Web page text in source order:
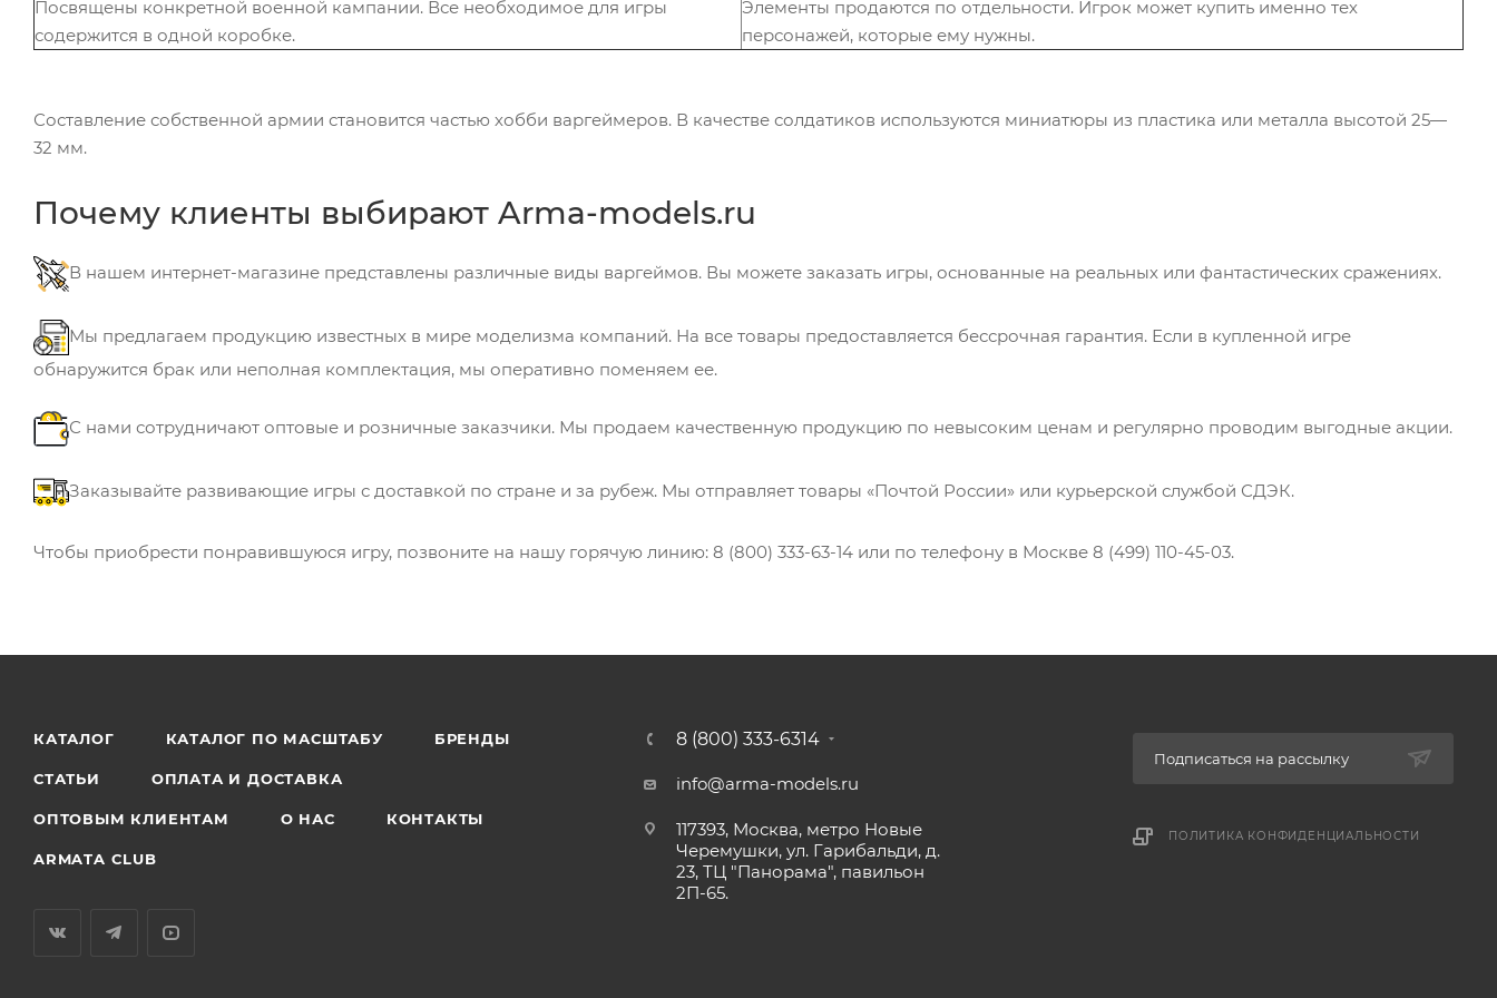
Посвящены конкретной военной кампании. Все необходимое для игры
содержится в одной коробке.
Элементы продаются по отдельности. Игрок может купить именно тех
персонажей, которые ему нужны.
Составление собственной армии становится частью хобби варгеймеров. В качестве солдатиков используются миниатюры из пластика или металла высотой 25—
32 мм.
Почему клиенты выбирают Arma-models.ru
В нашем интернет-магазине представлены различные виды варгеймов. Вы можете заказать игры, основанные на реальных или фантастических сражениях.
Мы предлагаем продукцию известных в мире моделизма компаний. На все товары предоставляется бессрочная гарантия. Если в купленной игре
обнаружится брак или неполная комплектация, мы оперативно поменяем ее.
С нами сотрудничают оптовые и розничные заказчики. Мы продаем качественную продукцию по невысоким ценам и регулярно проводим выгодные акции.
Заказывайте развивающие игры с доставкой по стране и за рубеж. Мы отправляет товары «Почтой России» или курьерской службой СДЭК.
Чтобы приобрести понравившуюся игру, позвоните на нашу горячую линию: 8 (800) 333-63-14 или по телефону в Москве 8 (499) 110-45-03.
КАТАЛОГ КАТАЛОГ ПО МАСШТАБУ БРЕНДЫ
СТАТЬИ ОПЛАТА И ДОСТАВКА
ОПТОВЫМ КЛИЕНТАМ О НАС КОНТАКТЫ
ARMATA CLUB
8 (800) 333-6314
info@arma-models.ru
117393, Москва, метро Новые
Черемушки, ул. Гарибальди, д.
23, ТЦ "Панорама", павильон
2П-65.
Подписаться на рассылку
ПОЛИТИКА КОНФИДЕНЦИАЛЬНОСТИ